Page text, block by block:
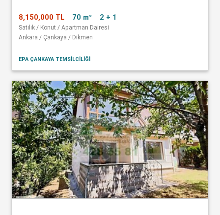
8,150,000 TL 70 m² 2 + 1
Satılık / Konut / Apartman Dairesi
Ankara / Çankaya / Dikmen
EPA ÇANKAYA TEMSİLCİLİĞİ